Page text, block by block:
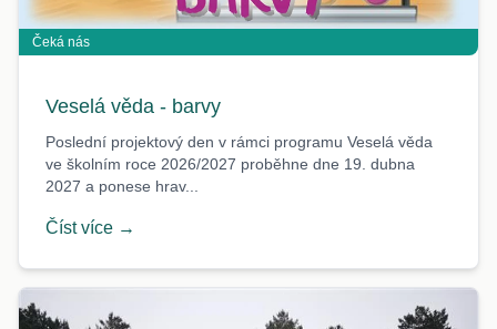
Čeká nás
Veselá věda - barvy
Poslední projektový den v rámci programu Veselá věda
ve školním roce 2026/2027 proběhne dne 19. dubna
2027 a ponese hrav...
Číst více →